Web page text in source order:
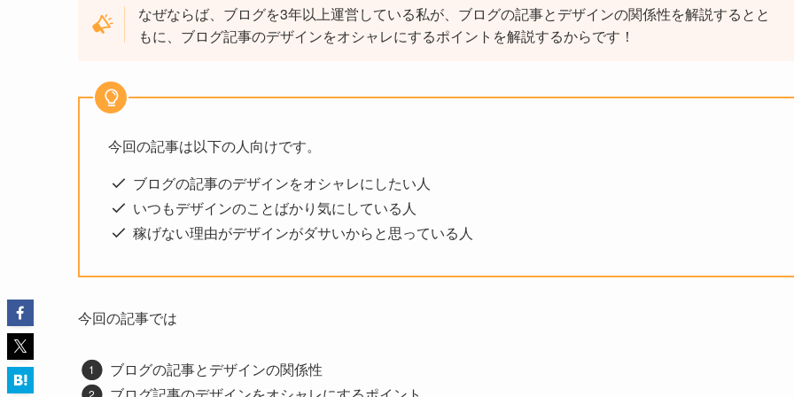
なぜならば、ブログを3年以上運営している私が、ブログの記事とデザインの関係性を解説するとと
もに、ブログ記事のデザインをオシャレにするポイントを解説するからです！
今回の記事は以下の人向けです。
ブログの記事のデザインをオシャレにしたい人
いつもデザインのことばかり気にしている人
稼げない理由がデザインがダサいからと思っている人
今回の記事では
ブログの記事とデザインの関係性